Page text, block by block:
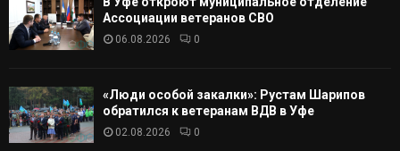
Ассоциации ветеранов СВО
06.08.2026 0
«Люди особой закалки»: Рустам Шарипов
обратился к ветеранам ВДВ в Уфе
02.08.2026 0